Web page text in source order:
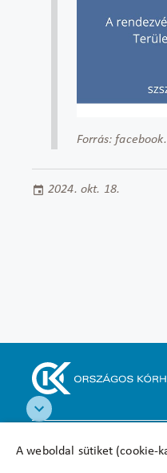
A weboldal sütiket (cookie-
Forrás:
2024. okt. 18.